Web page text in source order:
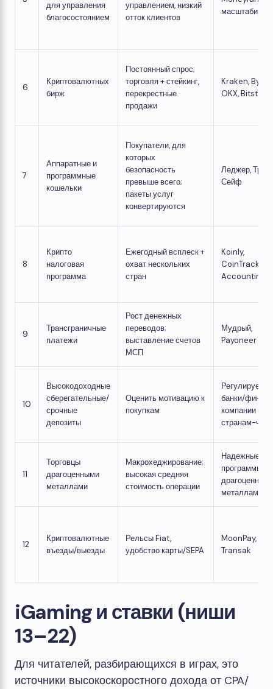
для управления
благосостоянием
управлением, низкий
отток клиентов
6
Криптовалютных
бирж
Постоянный спрос;
торговля + стейкинг,
перекрестные
продажи
Kraken, Bybit,
OKX,
7
Аппаратные и
программные
кошельки
Покупатели, для
которых
безопасность
превыше всего;
пакеты услуг
конвертируются
Леджер,
Сейф
8
Крипто
налоговая
программа
Ежегодный всплеск +
охват нескольких
стран
Koinly,
CoinTracking,
Accounting
9
Трансграничные
платежи
Рост денежных
переводов;
выставление счетов
МСП
Мудрый,
Payoneer
10
Высокодоходные
сберегательные/
срочные
депозиты
Оценить мотивацию к
покупкам
банки/
компании по
странам-
11
Торговцы
драгоценными
металлами
Макрохеджирование;
высокая средняя
стоимость операции
Надежные
программы по
драгоценным
металлам
12
Криптовалютные
въезды/выезды
Рельсы Fiat,
удобство карты/SEPA
MoonPay,
Transak
iGaming и ставки (ниши
13–22)
Для читателей, разбирающихся в играх, это
источники высокоскоростного дохода от CPA/